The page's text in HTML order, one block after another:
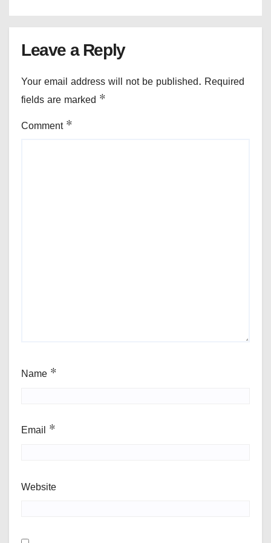
Leave a Reply
Your email address will not be published. Required
fields are marked *
Comment *
Name *
Email *
Website